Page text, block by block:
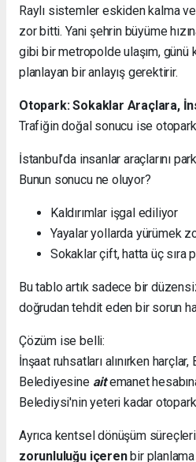
Raylı sistemler eskiden kalma
zor bitti. Yani şehrin büyüme
gibi bir metropolde ulaşım, günü
planlayan bir anlayış gerektirir.
Otopark: Sokaklar Araçlara,
Trafiğin doğal sonucu ise
İstanbul’da insanlar araçlarını
Bunun sonucu ne oluyor?
Kaldırımlar işgal ediliyor
Yayalar yollarda yürümek
Sokaklar çift, hatta üç sıra
Bu tablo artık sadece bir
doğrudan tehdit eden bir sorun
Çözüm ise belli:
İnşaat ruhsatları alınırken
Belediyesine aitemanet
Belediysi'nin yeteri kadar
Ayrıca kentsel dönüşüm
zorunluluğu içerenbir